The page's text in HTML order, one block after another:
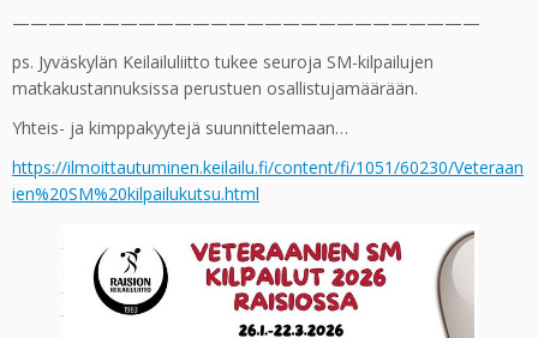
——————————————————————————
ps. Jyväskylän Keilailuliitto tukee seuroja SM-kilpailujen
matkakustannuksissa perustuen osallistujamäärään.
Yhteis- ja kimppakyytejä suunnittelemaan…
https://ilmoittautuminen.keilailu.fi/content/fi/1051/60230/Veteraan
ien%20SM%20kilpailukutsu.html